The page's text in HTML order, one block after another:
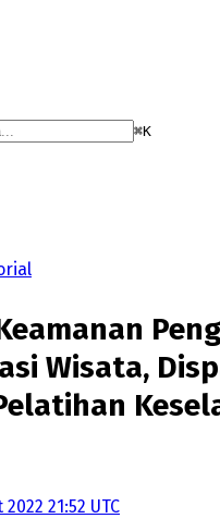
⌘K
Wisata,
21:52 UTC